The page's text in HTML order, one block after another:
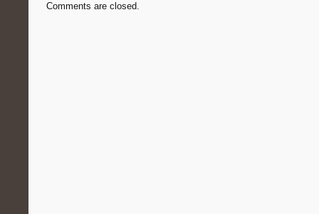
Comments are closed.